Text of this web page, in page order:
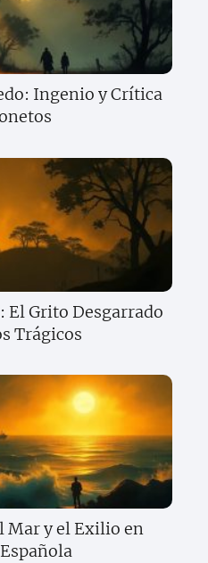
Ingenio y Crítica
Grito Desgarrado
Trágicos
Mar y el Exilio en